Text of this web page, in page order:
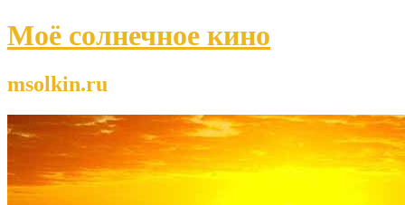
Моё солнечное кино
msolkin.ru